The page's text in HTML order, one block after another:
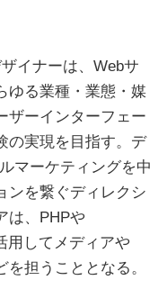
イナーは、Webサ
ゆる業種・業態・媒
ザーインターフェー
の実現を目指す。デ
マーケティングを中
ンを繋ぐディレクシ
は、PHPや
用してメディアや
担うこととなる。